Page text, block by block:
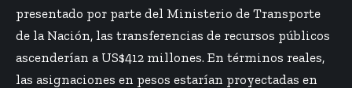
presentado por parte del Ministerio de Transporte
de la Nación, las transferencias de recursos públicos
ascenderían a US$412 millones. En términos reales,
las asignaciones en pesos estarían proyectadas en